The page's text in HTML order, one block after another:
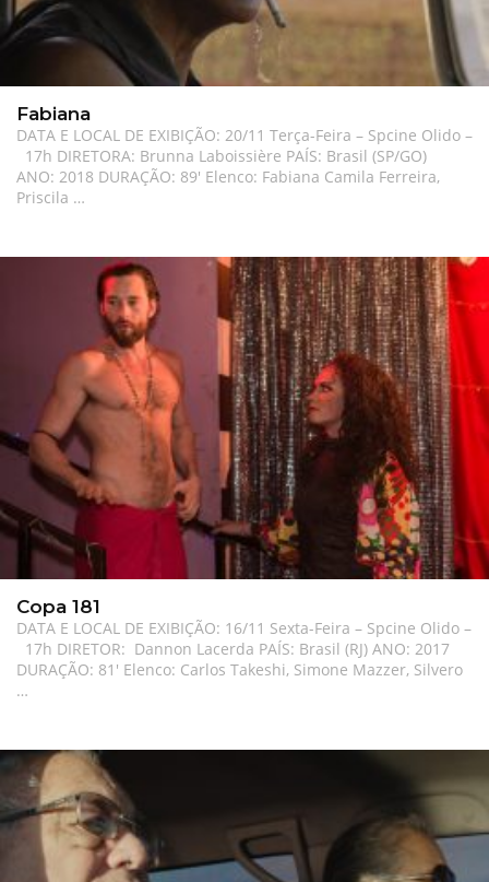
Fabiana
DATA E LOCAL DE EXIBIÇÃO: 20/11 Terça-Feira – Spcine Olido –
17h DIRETORA: Brunna Laboissière PAÍS: Brasil (SP/GO)
ANO: 2018 DURAÇÃO: 89′ Elenco: Fabiana Camila Ferreira,
Priscila …
Copa 181
DATA E LOCAL DE EXIBIÇÃO: 16/11 Sexta-Feira – Spcine Olido –
17h DIRETOR: Dannon Lacerda PAÍS: Brasil (RJ) ANO: 2017
DURAÇÃO: 81′ Elenco: Carlos Takeshi, Simone Mazzer, Silvero
…